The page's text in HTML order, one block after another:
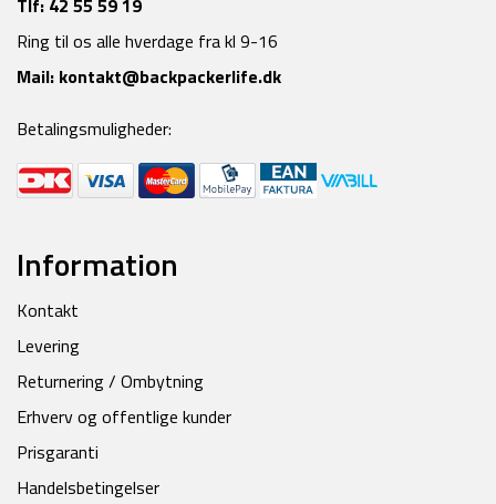
Tlf: 42 55 59 19
Ring til os alle hverdage fra kl 9-16
Mail: kontakt@backpackerlife.dk
Betalingsmuligheder:
Information
Kontakt
Levering
Returnering / Ombytning
Erhverv og offentlige kunder
Prisgaranti
Handelsbetingelser